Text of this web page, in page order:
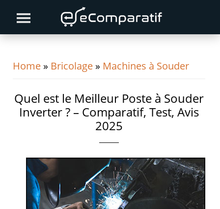
primary
content
primary
Home » Bricolage » Machines à Souder
Quel est le Meilleur Poste à Souder
Inverter ? – Comparatif, Test, Avis
2025